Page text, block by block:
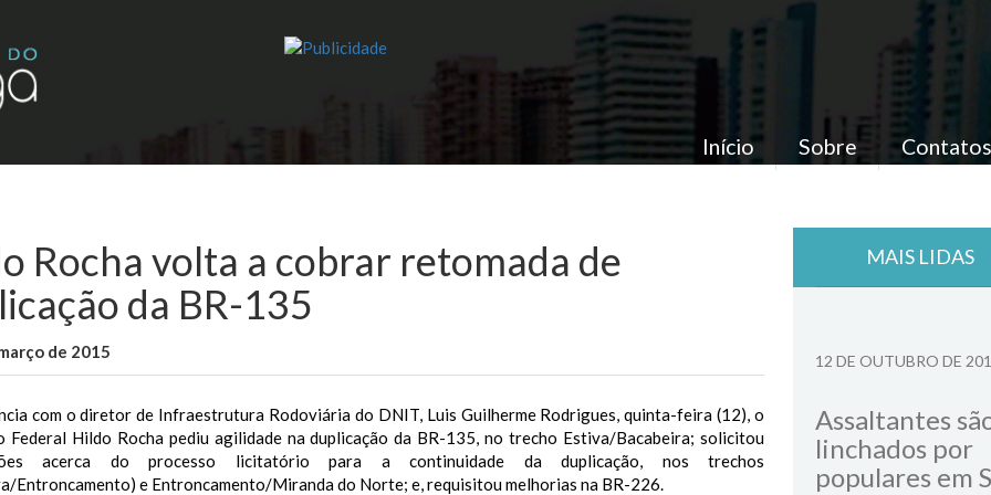
Início Sobre Contatos
Rocha volta a cobrar retomada de
da BR-135
de 2015
com o diretor de Infraestrutura Rodoviária do DNIT, Luis Guilherme Rodrigues, quinta-feira (12), o
Federal Hildo Rocha pediu agilidade na duplicação da BR-135, no trecho Estiva/Bacabeira; solicitou
acerca do processo licitatório para a continuidade da duplicação, nos trechos
Entroncamento) e Entroncamento/Miranda do Norte; e, requisitou melhorias na BR-226.
MAIS LIDAS
12 DE OUTUBRO DE
Assaltantes
linchados por
populares em